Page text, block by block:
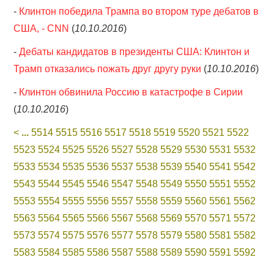
- Клинтон победила Трампа во втором туре дебатов в
США, - CNN (10.10.2016)
-Дебаты кандидатов в президенты США: Клинтон и
Трамп отказались пожать друг другу руки (10.10.2016)
- Клинтон обвинила Россию в катастрофе в Сирии
(10.10.2016)
< ... 5514 5515 5516 5517 5518 5519 5520 5521 5522
5523 5524 5525 5526 5527 5528 5529 5530 5531 5532
5533 5534 5535 5536 5537 5538 5539 5540 5541 5542
5543 5544 5545 5546 5547 5548 5549 5550 5551 5552
5553 5554 5555 5556 5557 5558 5559 5560 5561 5562
5563 5564 5565 5566 5567 5568 5569 5570 5571 5572
5573 5574 5575 5576 5577 5578 5579 5580 5581 5582
5583 5584 5585 5586 5587 5588 5589 5590 5591 5592